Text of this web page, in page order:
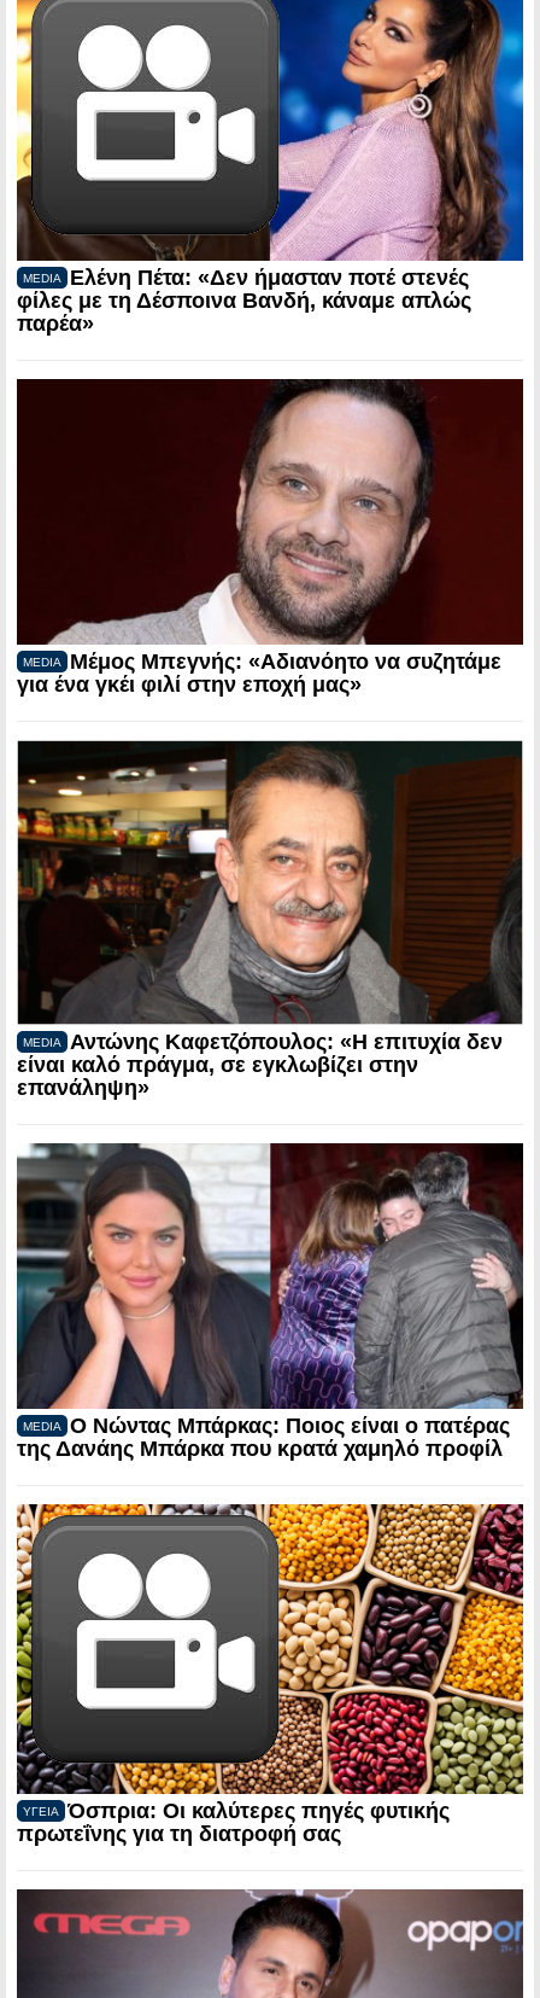
MEDIA
Ελένη Πέτα: «Δεν ήμασταν ποτέ στενές
φίλες με τη Δέσποινα Βανδή, κάναμε απλώς
παρέα»
MEDIA
Μέμος Μπεγνής: «Αδιανόητο να συζητάμε
για ένα γκέι φιλί στην εποχή μας»
MEDIA
Αντώνης Καφετζόπουλος: «Η επιτυχία δεν
είναι καλό πράγμα, σε εγκλωβίζει στην
επανάληψη»
MEDIA
Ο Νώντας Μπάρκας: Ποιος είναι ο πατέρας
της Δανάης Μπάρκα που κρατά χαμηλό προφίλ
ΥΓΕΙΑ
Όσπρια: Οι καλύτερες πηγές φυτικής
πρωτεΐνης για τη διατροφή σας